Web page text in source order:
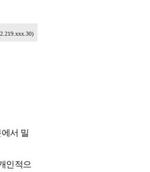
서 밀
인적으